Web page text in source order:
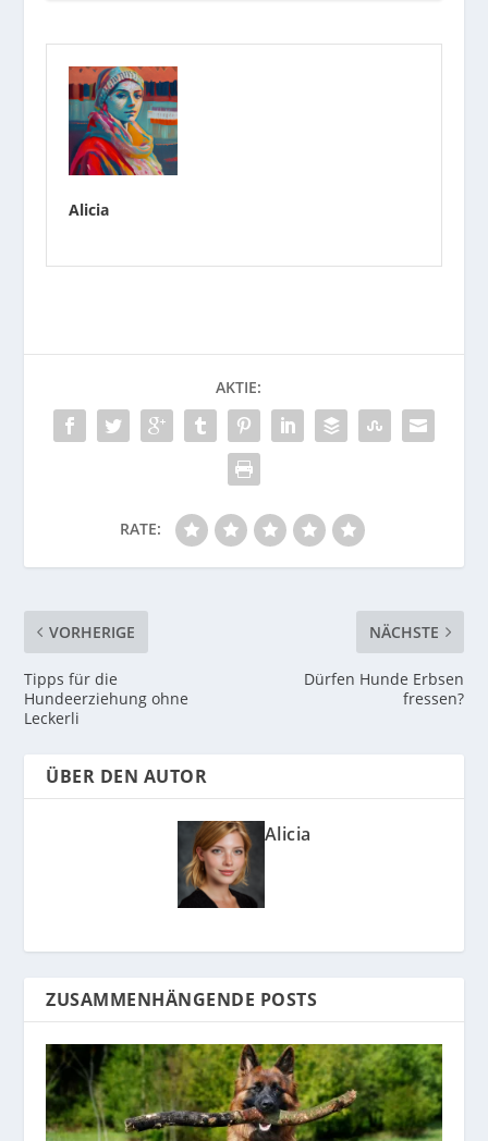
Alicia
AKTIE:
RATE:
VORHERIGE
Tipps für die
Hundeerziehung ohne
Leckerli
NÄCHSTE
Dürfen Hunde Erbsen
fressen?
ÜBER DEN AUTOR
Alicia
ZUSAMMENHÄNGENDE POSTS